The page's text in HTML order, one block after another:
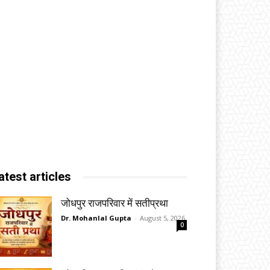
articles
जोधपुर राजपरिवार में सतीप्रथा
Dr. Mohanlal Gupta - August 5, 2026
0